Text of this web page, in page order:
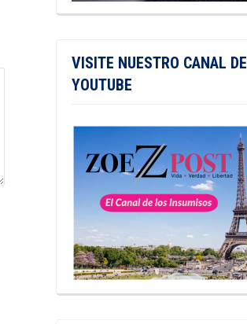
VISITE NUESTRO CANAL DE
YOUTUBE